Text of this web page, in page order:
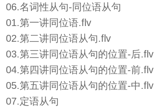
06.名词性从句-同位语从句
01.第一讲同位语.flv
02.第二讲同位语从句.flv
03.第三讲同位语从句的位置-后.flv
04.第四讲同位语从句的位置-前.flv
05.第五讲同位语从句的位置-中.flv
07.定语从句